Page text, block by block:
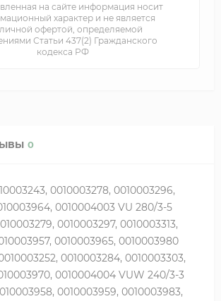
на сайте информация носит
характер и не является
офертой, определяемой
Статьи 437(2) Гражданского
кодекса РФ
0
0010003278, 0010003296,
0010004003 VU 280/3-5
0010003297, 0010003313,
0010003965, 0010003980
0010003284, 0010003303,
0010004004 VUW 240/3-3
0010003959, 0010003983,